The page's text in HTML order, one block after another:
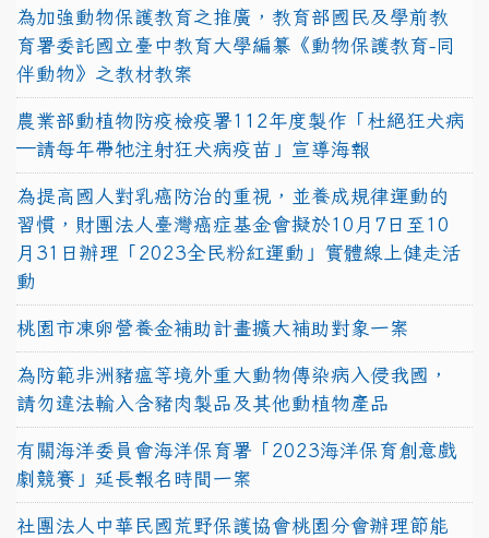
為加強動物保護教育之推廣，教育部國民及學前教
育署委託國立臺中教育大學編纂《動物保護教育-同
伴動物》之教材教案
農業部動植物防疫檢疫署112年度製作「杜絕狂犬病
—請每年帶牠注射狂犬病疫苗」宣導海報
為提高國人對乳癌防治的重視，並養成規律運動的
習慣，財團法人臺灣癌症基金會擬於10月7日至10
月31日辦理「2023全民粉紅運動」實體線上健走活
動
桃園市凍卵營養金補助計畫擴大補助對象一案
為防範非洲豬瘟等境外重大動物傳染病入侵我國，
請勿違法輸入含豬肉製品及其他動植物產品
有關海洋委員會海洋保育署「2023海洋保育創意戲
劇競賽」延長報名時間一案
社團法人中華民國荒野保護協會桃園分會辦理節能